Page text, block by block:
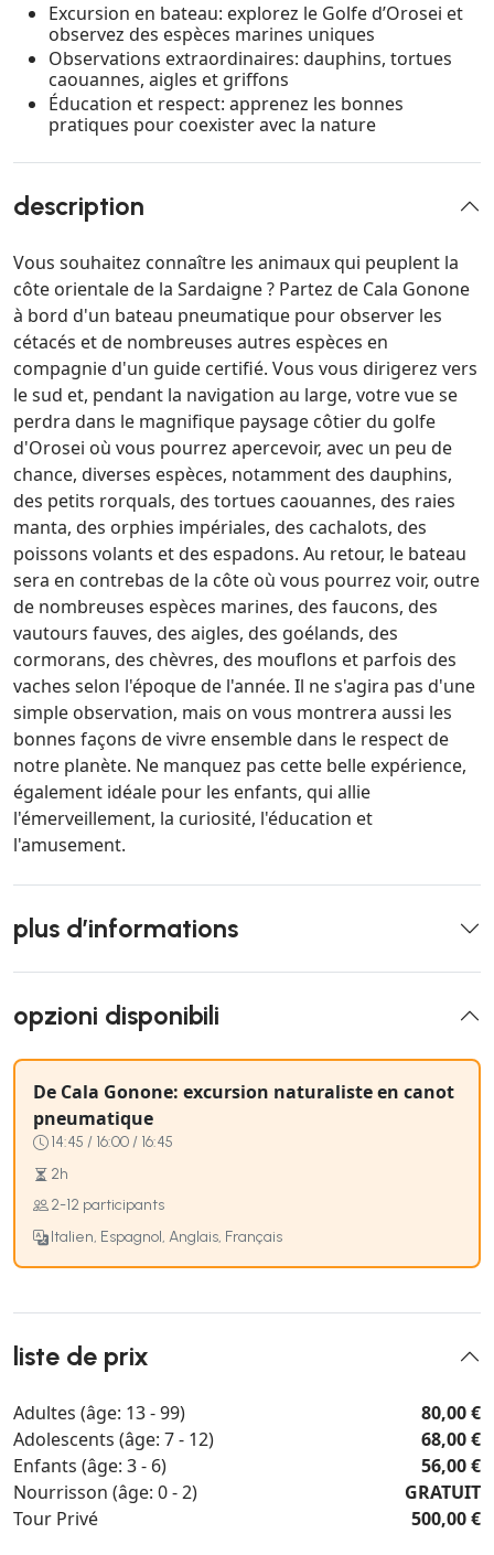
Excursion en bateau: explorez le Golfe d’Orosei et
observez des espèces marines uniques
Observations extraordinaires: dauphins, tortues
caouannes, aigles et griffons
Éducation et respect: apprenez les bonnes
pratiques pour coexister avec la nature
description
Vous souhaitez connaître les animaux qui peuplent la
côte orientale de la Sardaigne ? Partez de Cala Gonone
à bord d'un bateau pneumatique pour observer les
cétacés et de nombreuses autres espèces en
compagnie d'un guide certifié. Vous vous dirigerez vers
le sud et, pendant la navigation au large, votre vue se
perdra dans le magnifique paysage côtier du golfe
d'Orosei où vous pourrez apercevoir, avec un peu de
chance, diverses espèces, notamment des dauphins,
des petits rorquals, des tortues caouannes, des raies
manta, des orphies impériales, des cachalots, des
poissons volants et des espadons. Au retour, le bateau
sera en contrebas de la côte où vous pourrez voir, outre
de nombreuses espèces marines, des faucons, des
vautours fauves, des aigles, des goélands, des
cormorans, des chèvres, des mouflons et parfois des
vaches selon l'époque de l'année. Il ne s'agira pas d'une
simple observation, mais on vous montrera aussi les
bonnes façons de vivre ensemble dans le respect de
notre planète. Ne manquez pas cette belle expérience,
également idéale pour les enfants, qui allie
l'émerveillement, la curiosité, l'éducation et
l'amusement.
plus d’informations
opzioni disponibili
De Cala Gonone: excursion naturaliste en canot
pneumatique
14:45 / 16:00 / 16:45
2h
2-12 participants
Italien, Espagnol, Anglais, Français
liste de prix
Adultes (âge: 13 - 99)
80,00 €
Adolescents (âge: 7 - 12)
68,00 €
Enfants (âge: 3 - 6)
56,00 €
Nourrisson (âge: 0 - 2)
GRATUIT
Tour Privé
500,00 €